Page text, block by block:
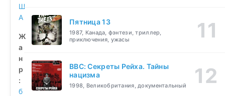
Ш
А
Ж
а
н
р
:
б
Пятница 13
1987, Канада, фэнтези, триллер,
приключения, ужасы
BBC: Секреты Рейха. Тайны
нацизма
1998, Великобритания, документальный